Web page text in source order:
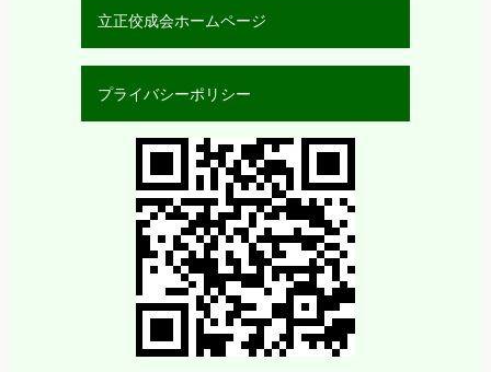
立正佼成会ホームページ
プライバシーポリシー